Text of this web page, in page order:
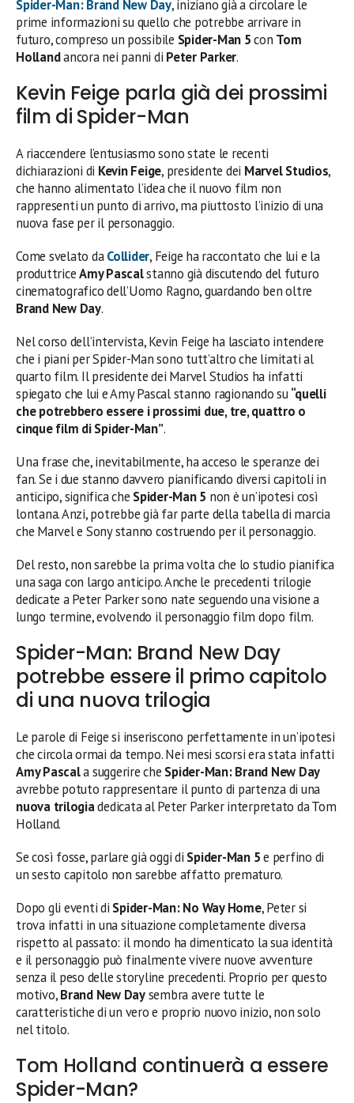
Spider-Man: Brand New Day, iniziano già a circolare le
prime informazioni su quello che potrebbe arrivare in
futuro, compreso un possibile Spider-Man 5con Tom
Hollandancora nei panni di Peter Parker.
Kevin Feige parla già dei prossimi
film di Spider-Man
A riaccendere l’entusiasmo sono state le recenti
dichiarazioni di Kevin Feige, presidente dei Marvel Studios,
che hanno alimentato l’idea che il nuovo film non
rappresenti un punto di arrivo, ma piuttosto l’inizio di una
nuova fase per il personaggio.
Come svelato daCollider, Feige ha raccontato che lui e la
produttriceAmy Pascalstanno già discutendo del futuro
cinematografico dell’Uomo Ragno, guardando ben oltre
Brand New Day.
Nel corso dell’intervista, Kevin Feige ha lasciato intendere
che i piani per Spider-Man sono tutt’altro che limitati al
quarto film. Il presidente dei Marvel Studios ha infatti
spiegato che lui e Amy Pascal stanno ragionando su“quelli
che potrebbero essere i prossimi due, tre, quattro o
cinque film di Spider-Man”.
Una frase che, inevitabilmente, ha acceso le speranze dei
fan. Se i due stanno davvero pianificando diversi capitoli in
anticipo, significa che Spider-Man 5 non è un’ipotesi così
lontana. Anzi, potrebbe già far parte della tabella di marcia
che Marvel e Sony stanno costruendo per il personaggio.
Del resto, non sarebbe la prima volta che lo studio pianifica
una saga con largo anticipo. Anche le precedenti trilogie
dedicate a Peter Parker sono nate seguendo una visione a
lungo termine, evolvendo il personaggio film dopo film.
Spider-Man: Brand New Day
potrebbe essere il primo capitolo
di una nuova trilogia
Le parole di Feige si inseriscono perfettamente in un’ipotesi
che circola ormai da tempo. Nei mesi scorsi era stata infatti
Amy Pascala suggerire che Spider-Man: Brand New Day
avrebbe potuto rappresentare il punto di partenza di una
nuova trilogiadedicata al Peter Parker interpretato da Tom
Holland.
Se così fosse, parlare già oggi di Spider-Man 5e perfino di
un sesto capitolo non sarebbe affatto prematuro.
Dopo gli eventi di Spider-Man: No Way Home, Peter si
trova infatti in una situazione completamente diversa
rispetto al passato: il mondo ha dimenticato la sua identità
e il personaggio può finalmente vivere nuove avventure
senza il peso delle storyline precedenti. Proprio per questo
motivo,Brand New Daysembra avere tutte le
caratteristiche di un vero e proprio nuovo inizio, non solo
nel titolo.
Tom Holland continuerà a essere
Spider-Man?